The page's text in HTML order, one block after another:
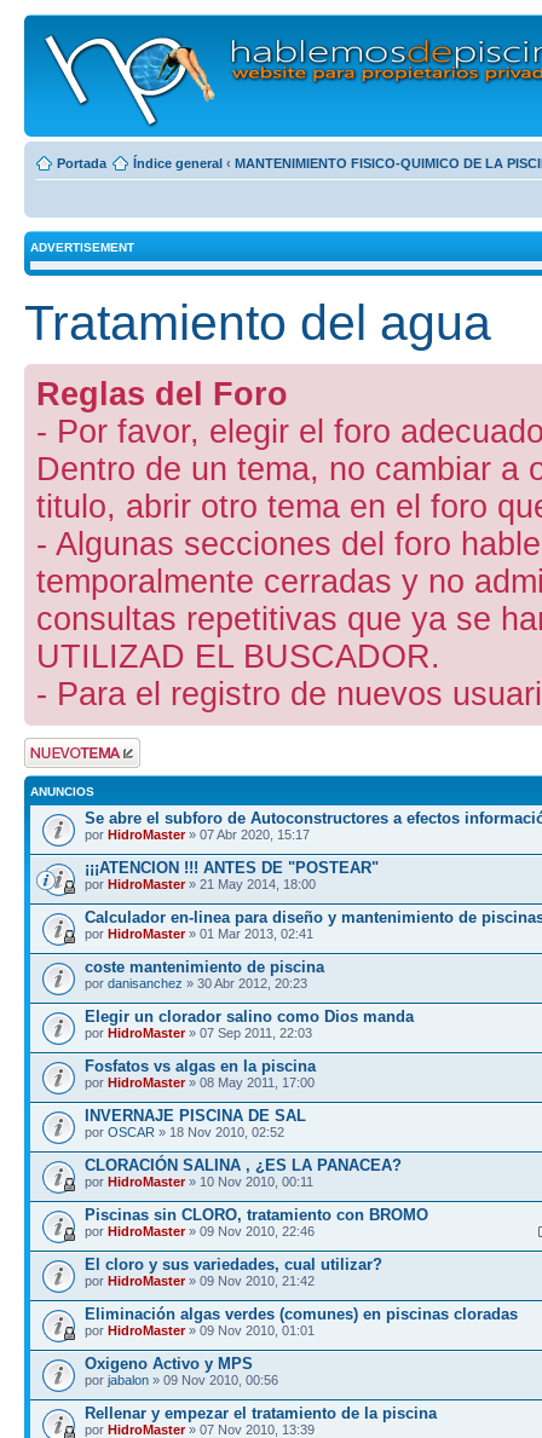
Portada Índice general ‹ MANTENIMIENTO FISICO-QUIMICO DE LA
ADVERTISEMENT
Tratamiento del agua
Reglas del Foro
- Por favor, elegir el foro
Dentro de un tema, no cambiar a
titulo, abrir otro tema en el foro
- Algunas secciones del foro
temporalmente cerradas y no
consultas repetitivas que ya se
UTILIZAD EL BUSCADOR.
- Para el registro de nuevos
Publicar un nuevo
tema
ANUNCIOS
Se abre el subforo de Autoconstructores a efectos
por HidroMaster» 07 Abr 2020, 15:17
¡¡¡ATENCION !!! ANTES DE "POSTEAR"
por HidroMaster» 21 May 2014, 18:00
Calculador en-linea para diseño y mantenimiento de
por HidroMaster» 01 Mar 2013, 02:41
coste mantenimiento de piscina
por danisanchez » 30 Abr 2012, 20:23
Elegir un clorador salino como Dios manda
por HidroMaster» 07 Sep 2011, 22:03
Fosfatos vs algas en la piscina
por HidroMaster» 08 May 2011, 17:00
INVERNAJE PISCINA DE SAL
por OSCAR » 18 Nov 2010, 02:52
CLORACIÓN SALINA , ¿ES LA PANACEA?
por HidroMaster» 10 Nov 2010, 00:11
Piscinas sin CLORO, tratamiento con BROMO
por HidroMaster» 09 Nov 2010, 22:46
El cloro y sus variedades, cual utilizar?
por HidroMaster» 09 Nov 2010, 21:42
Eliminación algas verdes (comunes) en piscinas cloradas
por HidroMaster» 09 Nov 2010, 01:01
Oxigeno Activo y MPS
por jabalon » 09 Nov 2010, 00:56
Rellenar y empezar el tratamiento de la piscina
por HidroMaster» 07 Nov 2010, 13:39